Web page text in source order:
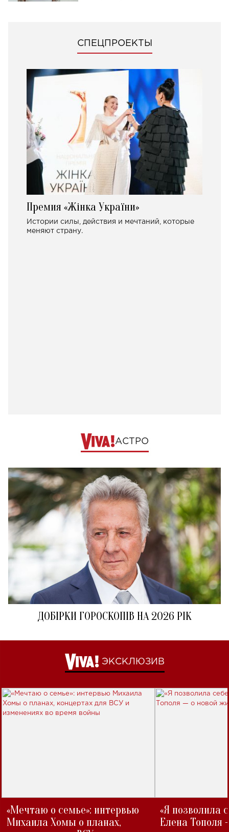
СПЕЦПРОЕКТЫ
Премия «Жінка України»
Истории силы, действия и мечтаний, которые
меняют страну.
АСТРО
ДОБІРКИ ГОРОСКОПІВ НА 2026 РІК
ЭКСКЛЮЗИВ
«Мечтаю о семье»: интервью
Михаила Хомы о планах,
«Я позволила
Елена Тополя